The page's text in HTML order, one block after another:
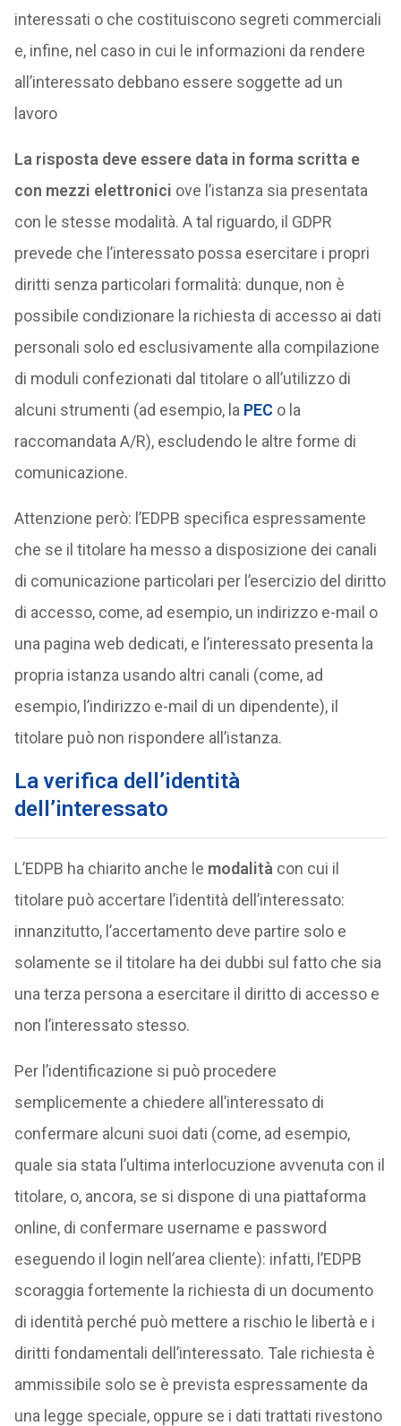
interessati o che costituiscono segreti commerciali
e, infine, nel caso in cui le informazioni da rendere
all’interessato debbano essere soggette ad un
lavoro
La risposta deve essere data in forma scritta e
con mezzi elettronici ove l’istanza sia presentata
con le stesse modalità. A tal riguardo, il GDPR
prevede che l’interessato possa esercitare i propri
diritti senza particolari formalità: dunque, non è
possibile condizionare la richiesta di accesso ai dati
personali solo ed esclusivamente alla compilazione
di moduli confezionati dal titolare o all’utilizzo di
alcuni strumenti (ad esempio, la PEC o la
raccomandata A/R), escludendo le altre forme di
comunicazione.
Attenzione però: l’EDPB specifica espressamente
che se il titolare ha messo a disposizione dei canali
di comunicazione particolari per l’esercizio del diritto
di accesso, come, ad esempio, un indirizzo e-mail o
una pagina web dedicati, e l’interessato presenta la
propria istanza usando altri canali (come, ad
esempio, l’indirizzo e-mail di un dipendente), il
titolare può non rispondere all’istanza.
La verifica dell’identità
dell’interessato
L’EDPB ha chiarito anche le modalità con cui il
titolare può accertare l’identità dell’interessato:
innanzitutto, l’accertamento deve partire solo e
solamente se il titolare ha dei dubbi sul fatto che sia
una terza persona a esercitare il diritto di accesso e
non l’interessato stesso.
Per l’identificazione si può procedere
semplicemente a chiedere all’interessato di
confermare alcuni suoi dati (come, ad esempio,
quale sia stata l’ultima interlocuzione avvenuta con il
titolare, o, ancora, se si dispone di una piattaforma
online, di confermare username e password
eseguendo il login nell’area cliente): infatti, l’EDPB
scoraggia fortemente la richiesta di un documento
di identità perché può mettere a rischio le libertà e i
diritti fondamentali dell’interessato. Tale richiesta è
ammissibile solo se è prevista espressamente da
una legge speciale, oppure se i dati trattati rivestono